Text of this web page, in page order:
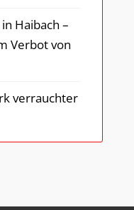
Haibach –
Verbot von
verrauchter